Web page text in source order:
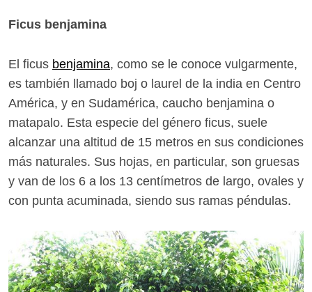
Ficus benjamina
El ficus benjamina, como se le conoce vulgarmente,
es también llamado boj o laurel de la india en Centro
América, y en Sudamérica, caucho benjamina o
matapalo. Esta especie del género ficus, suele
alcanzar una altitud de 15 metros en sus condiciones
más naturales. Sus hojas, en particular, son gruesas
y van de los 6 a los 13 centímetros de largo, ovales y
con punta acuminada, siendo sus ramas péndulas.